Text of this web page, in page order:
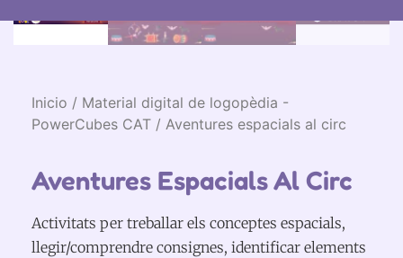
Inicio / Material digital de logopèdia -
PowerCubes CAT / Aventures espacials al circ
Aventures Espacials Al Circ
Activitats per treballar els conceptes espacials,
llegir/comprendre consignes, identificar elements